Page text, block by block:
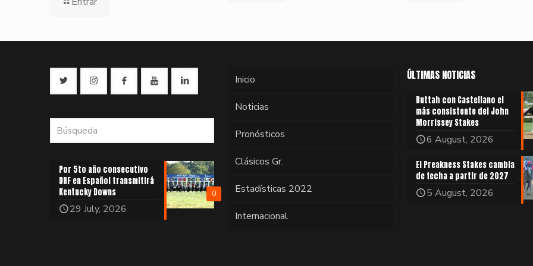
0
Por 5to año consecutivo
DRF en Español transmitirá
Kentucky Downs
29 July, 2026
Inicio
Noticias
Pronósticos
Clásicos Gr.
Estadísticas 2022
Internacional
ÚLTIMAS NOTICIAS
Buttah con Castellano el
más consistente del John
Morrissey Stakes
6 August, 2026
El Preakness Stakes cambia
de fecha a partir de 2027
5 August, 2026